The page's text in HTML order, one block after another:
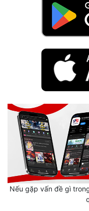
Mỹ Thực
Ngôn Tình
Nữ Cường
Nếu gặp vấn đề gì